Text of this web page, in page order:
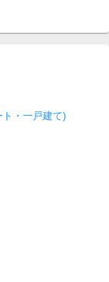
・一戸建て)